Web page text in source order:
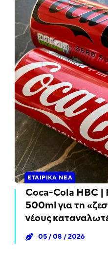
ΕΤΑΙΡΙΚΆ ΝΈΑ
Coca-Cola HBC |
500ml για τη
νέους
05 / 08 / 2026